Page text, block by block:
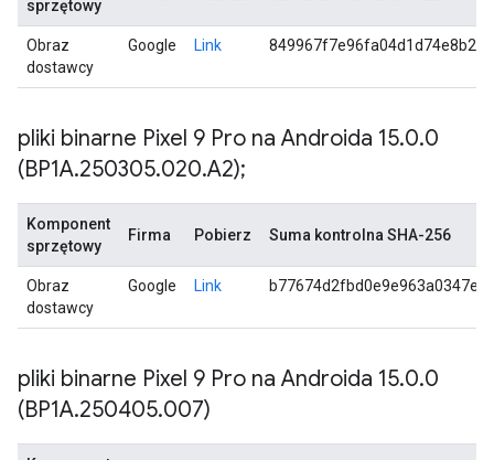
sprzętowy
Obraz
dostawcy
Google Link
pliki binarne Pixel 9 Pro na Androida 15.0.0
(BP1A.250305.020.A2);
Komponent
sprzętowy
Firma Pobierz Suma kontrolna SHA-256
Obraz
dostawcy
Google Link
pliki binarne Pixel 9 Pro na Androida 15.0.0
(BP1A.250405.007)